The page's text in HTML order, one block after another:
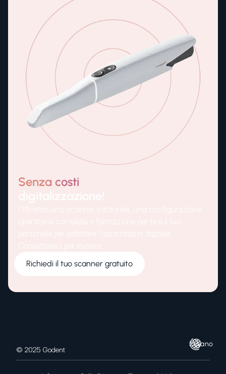
Senza costi
Richiedi il tuo scanner gratuito
© 2025 Godent
Italiano